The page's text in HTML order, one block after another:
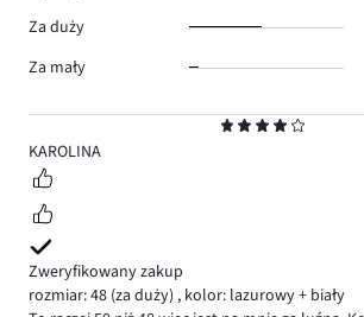
4
KAROLINA
Zweryfikowany zakup
rozmiar: 48 (za duży) , kolor: lazurowy + biały
Za duży
Za mały